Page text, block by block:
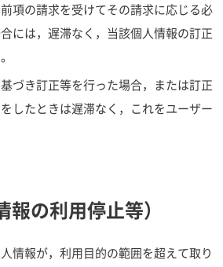
項の請求を受けてその請求に応じる必
には，遅滞なく，当該個人情報の訂正
づき訂正等を行った場合，または訂正
したときは遅滞なく，これをユーザー
の利用停止等）
情報が，利用目的の範囲を超えて取り